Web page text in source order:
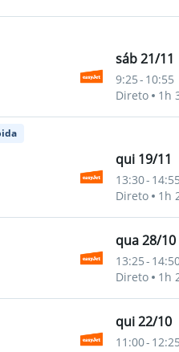
sáb 21/11
9:25- 10:55
Direto
1h
qui 19/11
13:30- 14:55
Direto
1h
qua 28/10
13:25-
Direto
1h
qui 22/10
11:00- 12:25